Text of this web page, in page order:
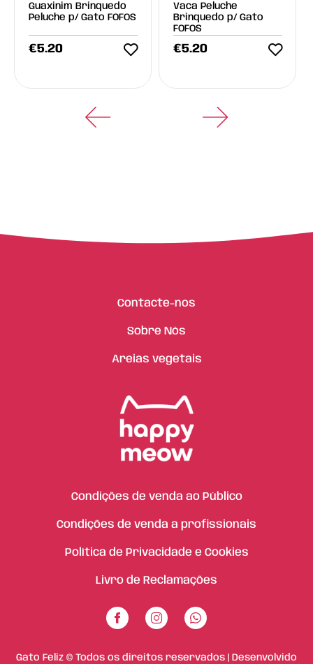
Guaxinim Brinquedo
Peluche p/ Gato FOFOS
€5.20
Vaca Peluche
Brinquedo p/ Gato
FOFOS
€5.20
Contacte-nos
Sobre Nós
Areias vegetais
Condições de venda ao Público
Condições de venda a profissionais
Política de Privacidade e Cookies
Livro de Reclamações
Gato Feliz © Todos os direitos reservados | Desenvolvido